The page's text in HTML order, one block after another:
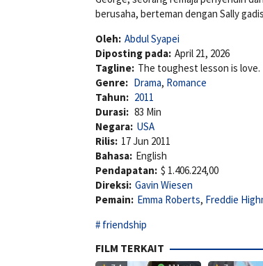
berusaha, berteman dengan Sally
Oleh: Abdul Syapei
Diposting pada: April 21, 2026
Tagline: The toughest lesson is love.
Genre: Drama, Romance
Tahun: 2011
Durasi: 83 Min
Negara: USA
Rilis: 17 Jun 2011
Bahasa: English
Pendapatan: $ 1.406.224,00
Direksi: Gavin Wiesen
Pemain: Emma Roberts, Freddie
friendship
FILM TERKAIT